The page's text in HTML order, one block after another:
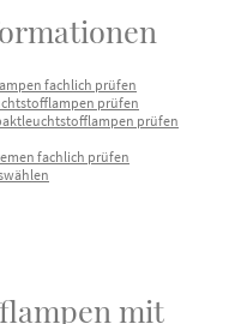
fachlich prüfen
prüfen
prüfen
fachlich prüfen
mit